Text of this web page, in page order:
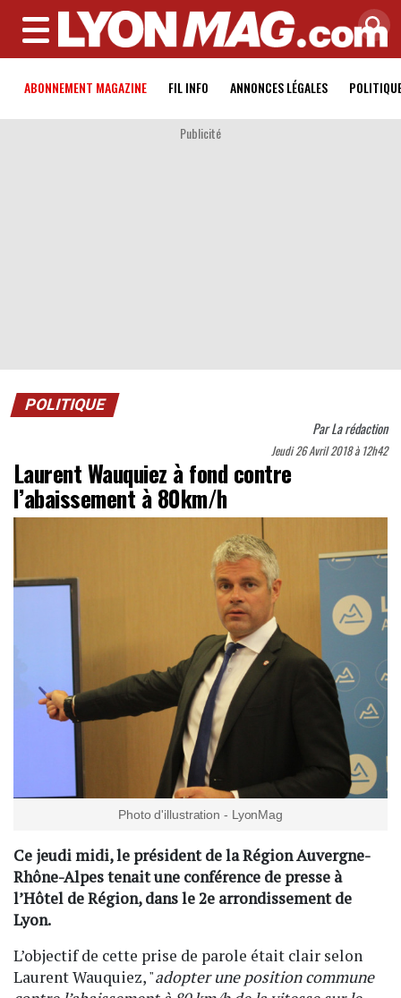
MENU
ABONNEMENT MAGAZINE FIL INFO ANNONCES LÉGALES
Publicité
POLITIQUE
ParLa rédaction
Jeudi 26 Avril 2018 à 12h42
Laurent Wauquiez à fond contre
l’abaissement à 80km/h
Photo d'illustration - LyonMag
Ce jeudi midi, le président de la Région Auvergne-
Rhône-Alpes tenait une conférence de presse à
l’Hôtel de Région, dans le 2e arrondissement de
Lyon.
L’objectif de cette prise de parole était clair selon
Laurent Wauquiez, "adopter une position commune